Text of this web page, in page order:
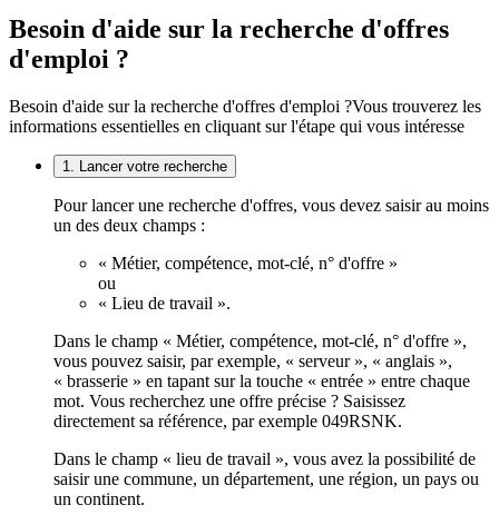
Besoin d'aide sur la recherche d'offres
d'emploi ?
Besoin d'aide sur la recherche d'offres d'emploi ?Vous trouverez les
informations essentielles en cliquant sur l'étape qui vous intéresse
1. Lancer votre recherche
Pour lancer une recherche d'offres, vous devez saisir au moins
un des deux champs :
« Métier, compétence, mot-clé, n° d'offre »
ou
« Lieu de travail ».
Dans le champ « Métier, compétence, mot-clé, n° d'offre »,
vous pouvez saisir, par exemple, « serveur », « anglais »,
« brasserie » en tapant sur la touche « entrée » entre chaque
mot. Vous recherchez une offre précise ? Saisissez
directement sa référence, par exemple 049RSNK.
Dans le champ « lieu de travail », vous avez la possibilité de
saisir une commune, un département, une région, un pays ou
un continent.